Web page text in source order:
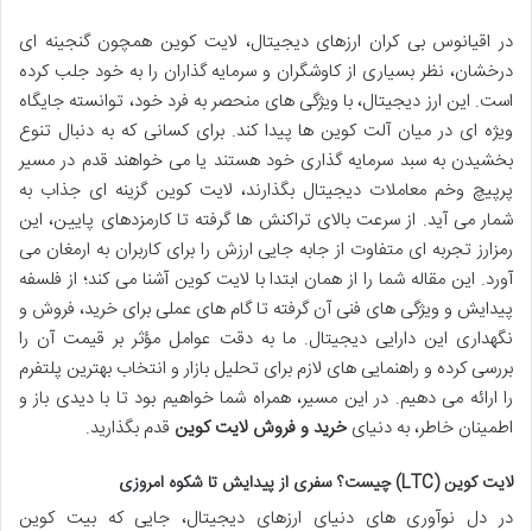
در اقیانوس بی کران ارزهای دیجیتال، لایت کوین همچون گنجینه ای
درخشان، نظر بسیاری از کاوشگران و سرمایه گذاران را به خود جلب کرده
است. این ارز دیجیتال، با ویژگی های منحصر به فرد خود، توانسته جایگاه
ویژه ای در میان آلت کوین ها پیدا کند. برای کسانی که به دنبال تنوع
بخشیدن به سبد سرمایه گذاری خود هستند یا می خواهند قدم در مسیر
پرپیچ وخم معاملات دیجیتال بگذارند، لایت کوین گزینه ای جذاب به
شمار می آید. از سرعت بالای تراکنش ها گرفته تا کارمزدهای پایین، این
رمزارز تجربه ای متفاوت از جابه جایی ارزش را برای کاربران به ارمغان می
آورد. این مقاله شما را از همان ابتدا با لایت کوین آشنا می کند؛ از فلسفه
پیدایش و ویژگی های فنی آن گرفته تا گام های عملی برای خرید، فروش و
نگهداری این دارایی دیجیتال. ما به دقت عوامل مؤثر بر قیمت آن را
بررسی کرده و راهنمایی های لازم برای تحلیل بازار و انتخاب بهترین پلتفرم
را ارائه می دهیم. در این مسیر، همراه شما خواهیم بود تا با دیدی باز و
اطمینان خاطر، به دنیایخرید و فروش لایت کوین قدم بگذارید.
لایت کوین (LTC) چیست؟ سفری از پیدایش تا شکوه امروزی
در دل نوآوری های دنیای ارزهای دیجیتال، جایی که بیت کوین